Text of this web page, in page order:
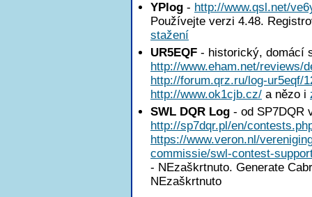
YPlog - http://www.qsl.net/
Používejte verzi 4.48.
stažení
UR5EQF - historický, domácí
http://www.eham.net/reviews/
http://forum.qrz.ru/log-ur5eqf/
http://www.ok1cjb.cz/ a nězo i
SWL DQR Log - od SP7DQR
http://sp7dqr.pl/en/
https://www.veron.nl/
commissie/swl-contest-
- NEzaškrtnuto. Generate
NEzaškrtnuto